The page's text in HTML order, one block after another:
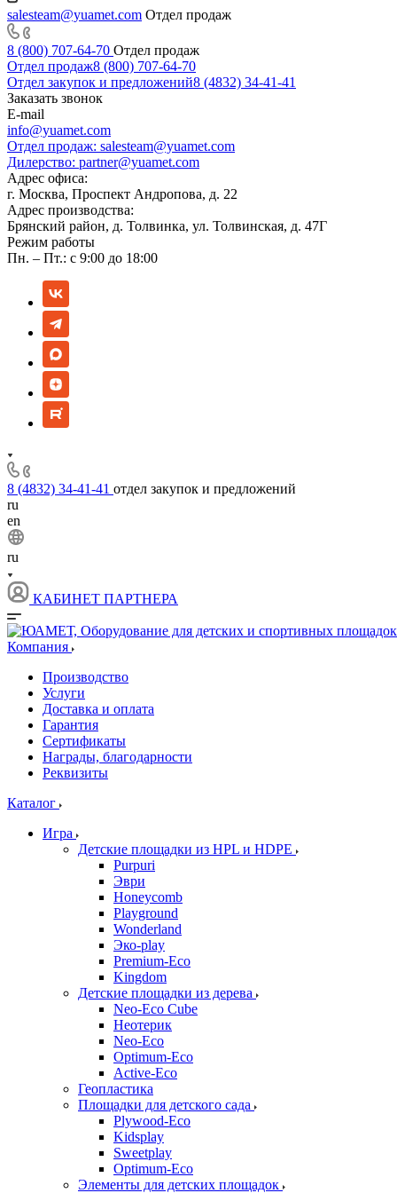
salesteam@yuamet.com Отдел продаж
8 (800) 707-64-70 Отдел продаж
Отдел продаж8 (800) 707-64-70
Отдел закупок и предложений8 (4832) 34-41-41
Заказать звонок
E-mail
info@yuamet.com
Отдел продаж: salesteam@yuamet.com
Дилерство: partner@yuamet.com
Адрес офиса:
г. Москва, Проспект Андропова, д. 22
Адрес производства:
Брянский район, д. Толвинка, ул. Толвинская, д. 47Г
Режим работы
Пн. – Пт.: с 9:00 до 18:00
8 (4832) 34-41-41 отдел закупок и предложений
ru
en
ru
КАБИНЕТ ПАРТНЕРА
Компания
Производство
Услуги
Доставка и оплата
Гарантия
Сертификаты
Награды, благодарности
Реквизиты
Каталог
Игра
Детские площадки из HPL и HDPE
Purpuri
Эври
Honeycomb
Playground
Wonderland
Эко-play
Premium-Eco
Kingdom
Детские площадки из дерева
Neo-Eco Cube
Неотерик
Neo-Eco
Оptimum-Еco
Active-Eco
Геопластика
Площадки для детского сада
Plywood-Eco
Kidsplay
Sweetplay
Оptimum-Еco
Элементы для детских площадок